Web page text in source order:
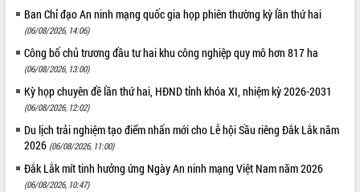
Ban Chỉ đạo An ninh mạng quốc gia họp phiên thường kỳ lần thứ hai
(06/08/2026, 14:06)
Công bố chủ trương đầu tư hai khu công nghiệp quy mô hơn 817 ha
(06/08/2026, 13:00)
Kỳ họp chuyên đề lần thứ hai, HĐND tỉnh khóa XI, nhiệm kỳ 2026-2031
(06/08/2026, 12:02)
Du lịch trải nghiệm tạo điểm nhấn mới cho Lễ hội Sầu riêng Đắk Lắk năm
2026 (06/08/2026, 11:00)
Đắk Lắk mít tinh hưởng ứng Ngày An ninh mạng Việt Nam năm 2026
(06/08/2026, 10:47)